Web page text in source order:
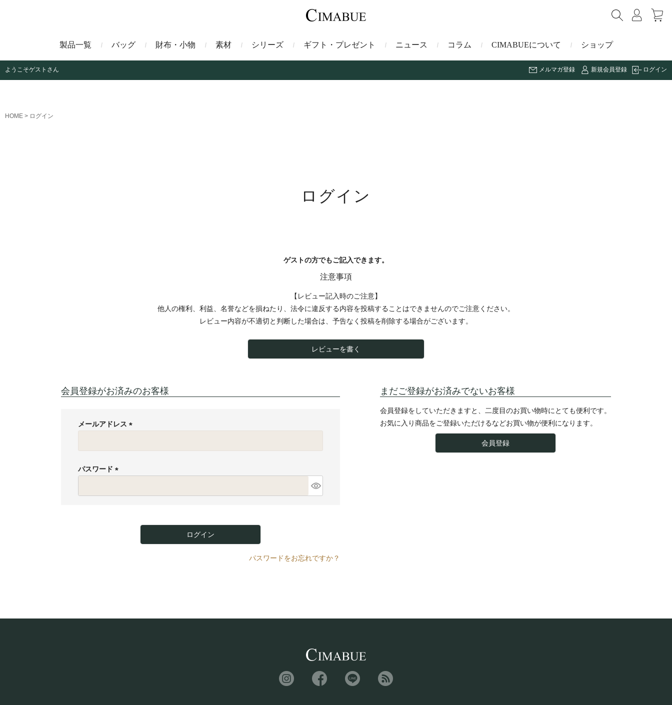
製品一覧 バッグ
ビジネスバッグ トートバッグ バックパック・リュック ショルダーバッグ
財布・小物
長財布 ミドルウォレット 二つ折り財布 ミニ財布
素材 シリーズ
アニリンコードバン エレファント ガルーシャ サベル マルゴー
ブレルノ
ギフト・プレゼント ニュース コラム CIMABUEについて ショップ
ようこそゲストさん メルマガ登録 新規会員登録 ログイン
HOME ログイン
ログイン
ゲストの方でもご記入できます。
注意事項
【レビュー記入時のご注意】
他人の権利、利益、名誉などを損ねたり、法令に違反する内容を投稿することはできませんのでご注意ください。
レビュー内容が不適切と判断した場合は、予告なく投稿を削除する場合がございます。
レビューを書く
会員登録がお済みのお客様
メールアドレス
必
)
パスワード
必
ログイン
パスワードをお忘れですか？
まだご登録がお済みでないお客様
会員登録をしていただきますと、二度目のお買い物時にとても便利です。
お気に入り商品をご登録いただけるなどお買い物が便利になります。
会員登録